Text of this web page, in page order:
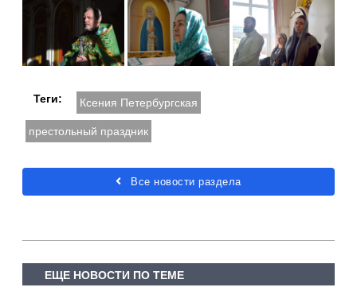
Теги: Ксения Петербургская
престольный праздник
Все новости раздела
ЕЩЕ НОВОСТИ ПО ТЕМЕ